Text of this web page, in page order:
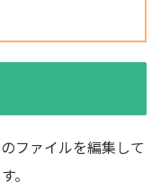
ファイルを編集して
。